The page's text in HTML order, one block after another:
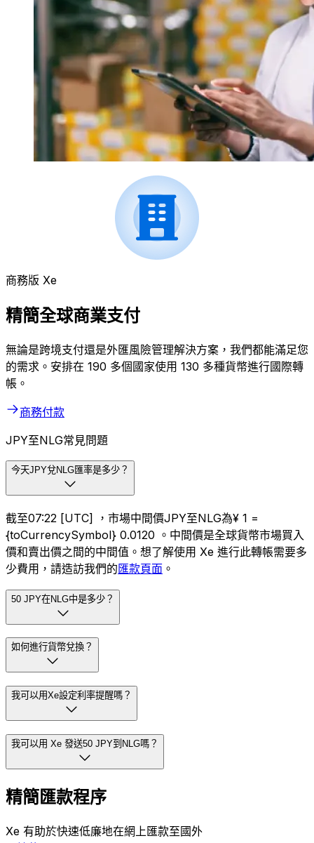
商務版 Xe
精簡全球商業支付
無論是跨境支付還是外匯風險管理解決方案，我們都能滿足您
的需求。安排在 190 多個國家使用 130 多種貨幣進行國際轉
帳。
商務付款
JPY至NLG常見問題
今天JPY兌NLG匯率是多少？
截至07:22 [UTC] ，市場中間價JPY至NLG為¥ 1 =
{toCurrencySymbol} 0.0120 。中間價是全球貨幣市場買入
價和賣出價之間的中間值。想了解使用 Xe 進行此轉帳需要多
少費用，請造訪我們的匯款頁面 。
50 JPY在NLG中是多少？
如何進行貨幣兌換？
我可以用Xe設定利率提醒嗎？
我可以用 Xe 發送50 JPY到NLG嗎？
精簡匯款程序
Xe 有助於快速低廉地在網上匯款至國外